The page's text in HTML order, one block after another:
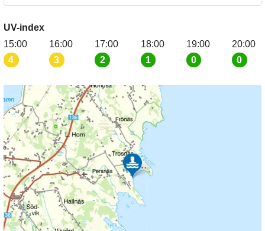
UV-index
15:00
4
16:00
3
17:00
2
18:00
1
19:00
0
20:00
0